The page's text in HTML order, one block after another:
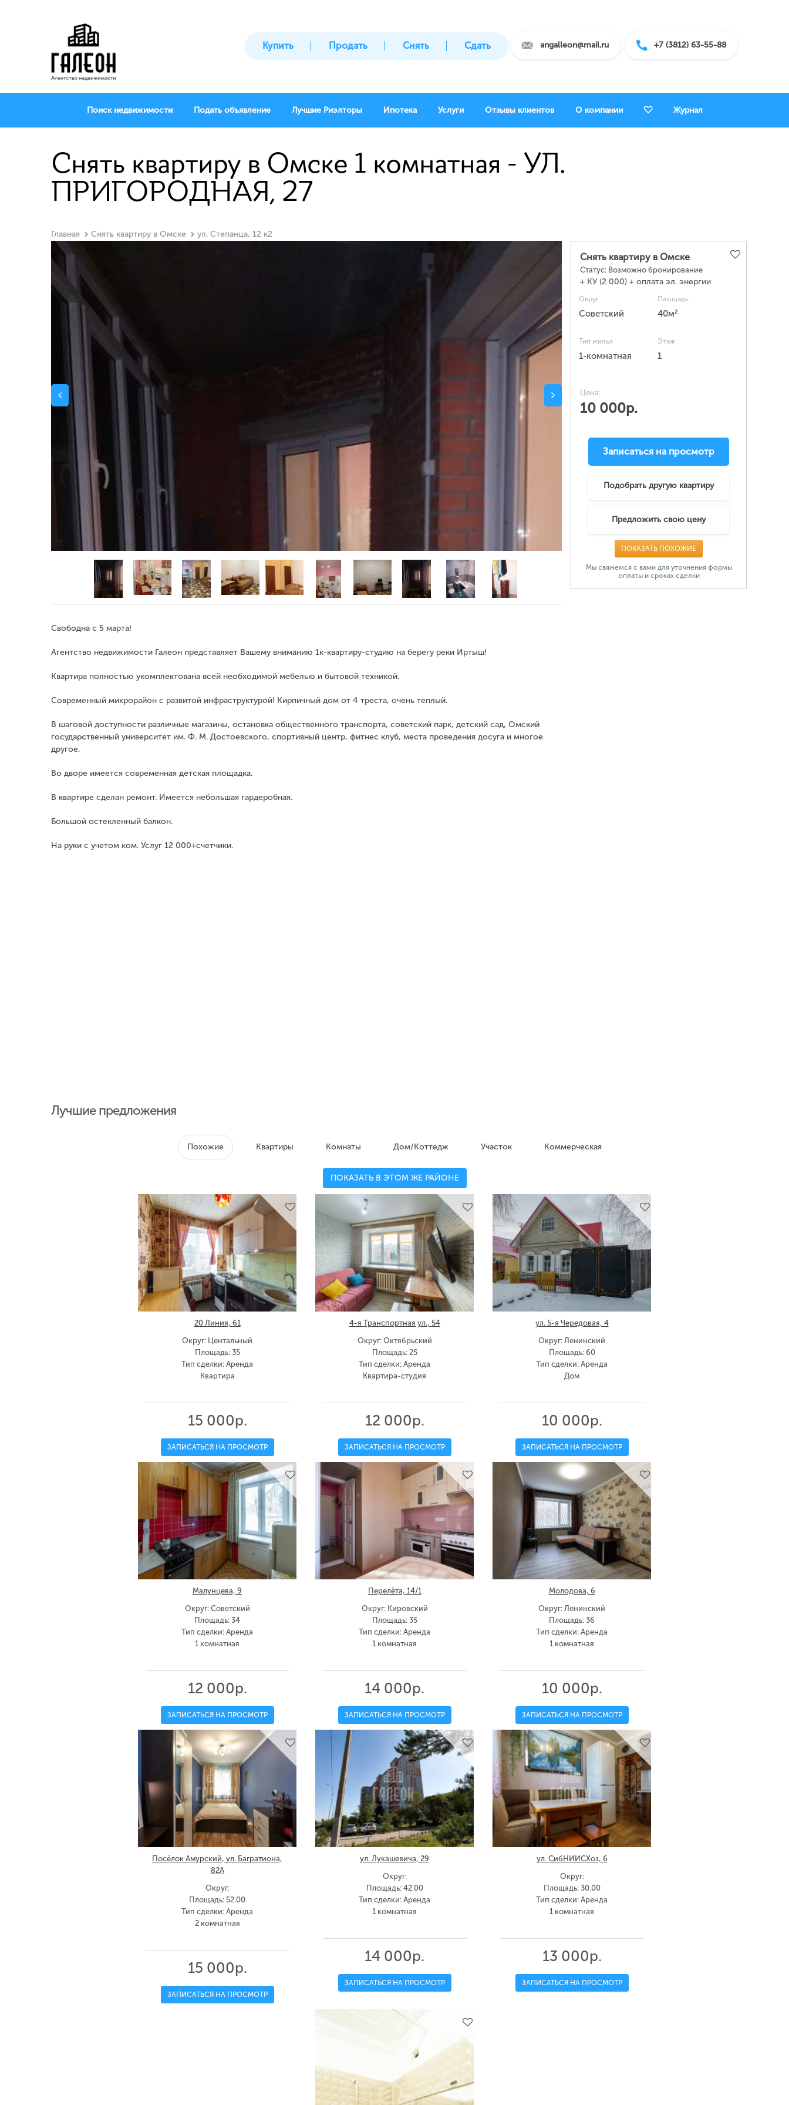
angalleon@mail.ru +7 (3812) 63-55-88
Купить Продать Снять Сдать
Поиск недвижимости Подать объявление Лучшие Риэлторы Ипотека Услуги Отзывы клиентов О компании Журнал
Снять квартиру в Омске 1 комнатная - УЛ.
ПРИГОРОДНАЯ, 27
Главная Снять квартиру в Омске ул. Степанца, 12 к2
Свободна с 5 марта!
Агентство недвижимости Галеон представляет Вашему вниманию 1к-квартиру-студию на берегу реки Иртыш!
Квартира полностью укомплектована всей необходимой мебелью и бытовой техникой.
Современный микрорайон с развитой инфраструктурой! Кирпичный дом от 4 треста, очень теплый.
В шаговой доступности различные магазины, остановка общественного транспорта, советский парк, детский сад, Омский
государственный университет им. Ф. М. Достоевского, спортивный центр, фитнес клуб, места проведения досуга и многое
другое.
Во дворе имеется современная детская площадка.
В квартире сделан ремонт. Имеется небольшая гардеробная.
Большой остекленный балкон.
На руки с учетом ком. Услуг 12 000+счетчики.
Снять квартиру в Омске
Статус: Возможно бронирование
+ КУ (2 000) + оплата эл. энергии
Округ
Советский
Площадь
40м2
Тип жилья
1-комнатная
Этаж
1
Цена:
10 000р.
Записаться на просмотр
Подобрать другую квартиру
Предложить свою цену
ПОКАЗАТЬ ПОХОЖИЕ
Мы свяжемся с вами для уточнения формы
оплаты и сроках сделки
Лучшие предложения
Похожие Квартиры Комнаты Дом/Коттедж Участок Коммерческая
ПОКАЗАТЬ В ЭТОМ ЖЕ РАЙОНЕ
20 Линия, 61
Округ: Центальный
Площадь: 35
Тип сделки: Аренда
Квартира
15 000р.
ЗАПИСАТЬСЯ НА ПРОСМОТР
4-я Транспортная ул., 54
Округ: Октябрьский
Площадь: 25
Тип сделки: Аренда
Квартира-студия
12 000р.
ЗАПИСАТЬСЯ НА ПРОСМОТР
ул. 5-я Чередовая, 4
Округ: Ленинский
Площадь: 60
Тип сделки: Аренда
Дом
10 000р.
ЗАПИСАТЬСЯ НА ПРОСМОТР
Малунцева, 9
Округ: Советский
Площадь: 34
Тип сделки: Аренда
1 комнатная
12 000р.
ЗАПИСАТЬСЯ НА ПРОСМОТР
Перелёта, 14/1
Округ: Кировский
Площадь: 35
Тип сделки: Аренда
1 комнатная
14 000р.
ЗАПИСАТЬСЯ НА ПРОСМОТР
Молодова, 6
Округ: Ленинский
Площадь: 36
Тип сделки: Аренда
1 комнатная
10 000р.
ЗАПИСАТЬСЯ НА ПРОСМОТР
Посёлок Амурский, ул. Багратиона,
82А
Округ:
Площадь: 52.00
Тип сделки: Аренда
2 комнатная
15 000р.
ЗАПИСАТЬСЯ НА ПРОСМОТР
ул. Лукашевича, 29
Округ:
Площадь: 42.00
Тип сделки: Аренда
1 комнатная
14 000р.
ЗАПИСАТЬСЯ НА ПРОСМОТР
ул. СибНИИСХоз, 6
Округ:
Площадь: 30.00
Тип сделки: Аренда
1 комнатная
13 000р.
ЗАПИСАТЬСЯ НА ПРОСМОТР